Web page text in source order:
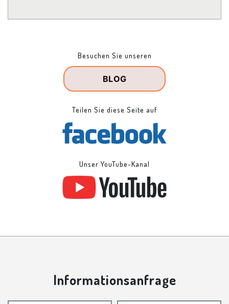
Besuchen Sie unseren
BLOG
Teilen Sie diese Seite auf
Unser YouTube-Kanal
Informationsanfrage